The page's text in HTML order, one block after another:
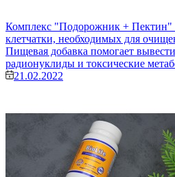
Комплекс "Подорожник + Пектин"
клетчатки, необходимых для
Пищевая добавка помогает
радионуклиды и токсические
21.02.2022